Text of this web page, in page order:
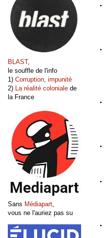
BLAST,
le souffle de l'info
1) Corruption, impunité
2) La réalité coloniale de
la France
Sans Médiapart,
vous ne l'auriez pas su